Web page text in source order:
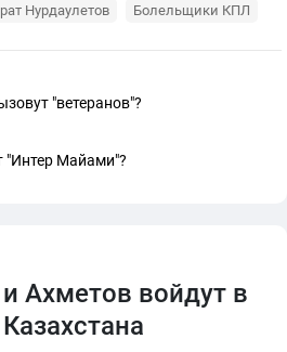
Нурдаулетов Болельщики КПЛ
"ветеранов"?
"Интер Майами"?
Ахметов войдут в